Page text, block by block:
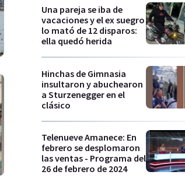
Una pareja se iba de
vacaciones y el ex suegro
lo mató de 12 disparos:
ella quedó herida
Hinchas de Gimnasia
insultaron y abuchearon
a Sturzenegger en el
clásico
Telenueve Amanece: En
febrero se desplomaron
las ventas - Programa del
26 de febrero de 2024